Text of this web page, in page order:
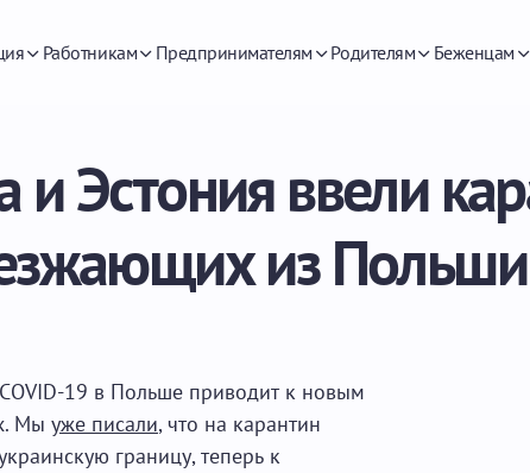
Работникам Предпринимателям Родителям Беженцам
и Эстония ввели
из Польши
19 в Польше приводит к новым
Мы уже писали, что на карантин
границу, теперь к